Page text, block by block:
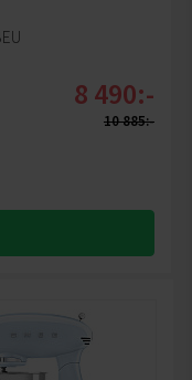
8 490:-
10 885:-